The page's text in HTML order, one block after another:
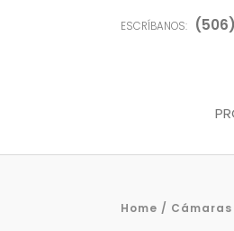
ESCRÍBANOS:
Home / Cámaras